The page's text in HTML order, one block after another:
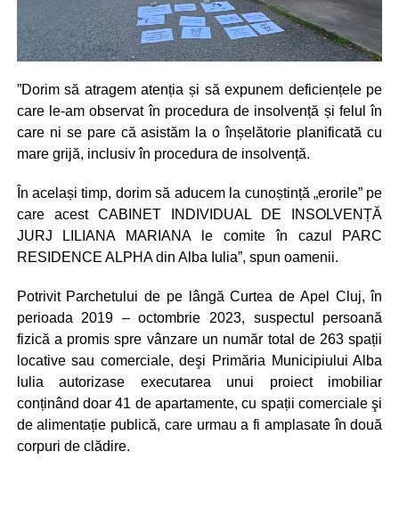
”Dorim să atragem atenția și să expunem deficiențele pe
care le-am observat în procedura de insolvență și felul în
care ni se pare că asistăm la o înșelătorie planificată cu
mare grijă, inclusiv în procedura de insolvență.
În același timp, dorim să aducem la cunoștință „erorile” pe
care acest CABINET INDIVIDUAL DE INSOLVENȚĂ
JURJ LILIANA MARIANA le comite în cazul PARC
RESIDENCE ALPHA din Alba Iulia”, spun oamenii.
Potrivit Parchetului de pe lângă Curtea de Apel Cluj, în
perioada 2019 – octombrie 2023, suspectul persoană
fizică a promis spre vânzare un număr total de 263 spații
locative sau comerciale, deşi Primăria Municipiului Alba
lulia autorizase executarea unui proiect imobiliar
conținând doar 41 de apartamente, cu spații comerciale şi
de alimentație publică, care urmau a fi amplasate în două
corpuri de clădire.